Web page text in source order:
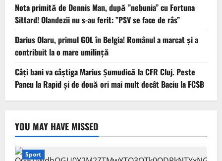
Nota primită de Dennis Man, după ”nebunia” cu Fortuna
Sittard! Olandezii nu s-au ferit: ”PSV se face de râs”
Darius Olaru, primul GOL în Belgia! Românul a marcat și a
contribuit la o mare umilință
Câți bani va câștiga Marius Șumudică la CFR Cluj. Peste
Pancu la Rapid și de două ori mai mult decât Baciu la FCSB
YOU MAY HAVE MISSED
Sport